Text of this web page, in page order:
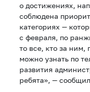
о достижениях,
соблюдена
категориях —
с февраля, по
то все, кто за ним,
можно узнать по
развития
ребята», —